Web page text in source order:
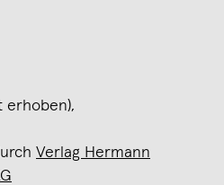
erhoben),
Verlag Hermann